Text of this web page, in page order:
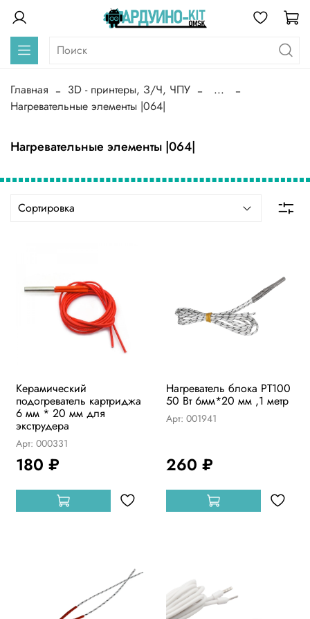
Главная 3D - принтеры, З/Ч, ЧПУ
...
Нагревательные элементы |064|
Нагревательные элементы |064|
Керамический
подогреватель картриджа
6 мм * 20 мм для
экструдера
Арт: 000331
180 ₽
Нагреватель блока PT100
50 Вт 6мм*20 мм ,1 метр
Арт: 001941
260 ₽